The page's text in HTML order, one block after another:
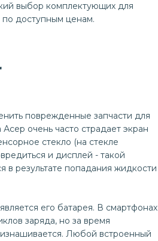
выбор комплектующих для
доступным ценам.
поврежденные запчасти для
очень часто страдает экран
стекло (на стекле
и дисплей - такой
результате попадания жидкости
его батарея. В смартфонах
заряда, но за время
Любой встроенный